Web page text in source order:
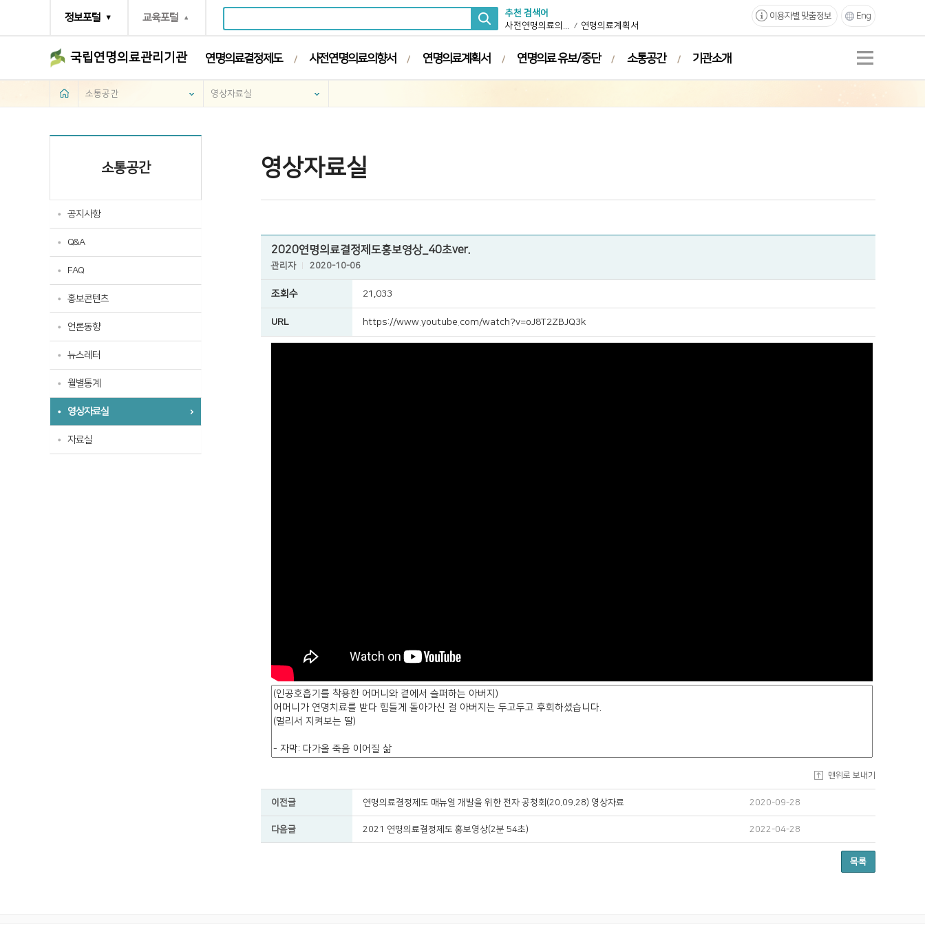
정보포털 교육포털
추천 검색어
사전연명의료의향서 연명의료계획서
국립연명의료관리기관
이용자별 맞춤정보 Eng
연명의료결정제도 사전연명의료의향서 연명의료계획서 연명의료 유보/중단 소통공간 기관소개
소통공간 영상자료실
소통공간
공지사항
Q&A
FAQ
홍보콘텐츠
언론동향
뉴스레터
월별통계
영상자료실
자료실
영상자료실
2020연명의료결정제도홍보영상_40초ver.
관리자 2020-10-06
조회수 21,033
URL https://www.youtube.com/watch?v=oJ8T2ZBJQ3k
맨위로 보내기
이전글 연명의료결정제도 매뉴얼 개발을 위한 전자 공청회(20.09.28) 영상자료 2020-09-28
다음글 2021 연명의료결정제도 홍보영상(2분 54초) 2022-04-28
목록